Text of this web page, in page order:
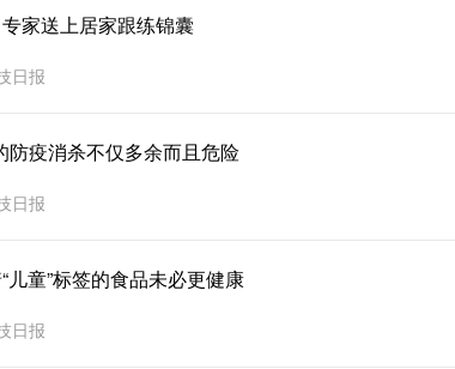
家送上居家跟练锦囊
日报
防疫消杀不仅多余而且危险
日报
儿童”标签的食品未必更健康
日报